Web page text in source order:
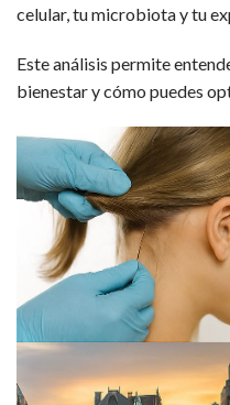
celular, tu microbiota y tu
Este análisis permite
bienestar y cómo puedes